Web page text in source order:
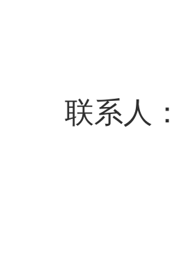
联系 人 ：